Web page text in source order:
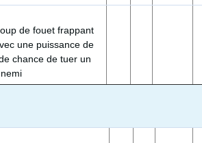
de fouet frappant
une puissance de
chance de tuer un